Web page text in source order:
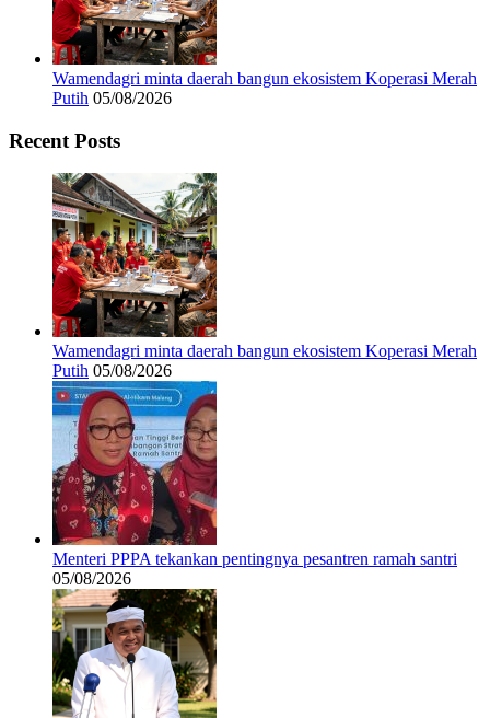
Wamendagri minta daerah bangun ekosistem Koperasi Merah
Putih 05/08/2026
Recent Posts
Wamendagri minta daerah bangun ekosistem Koperasi Merah
Putih 05/08/2026
Menteri PPPA tekankan pentingnya pesantren ramah santri
05/08/2026